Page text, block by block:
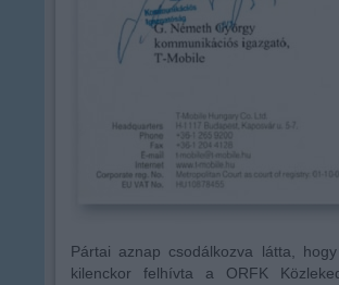
Pártai aznap csodálkozva látta,
kilenckor felhívta a ORFK